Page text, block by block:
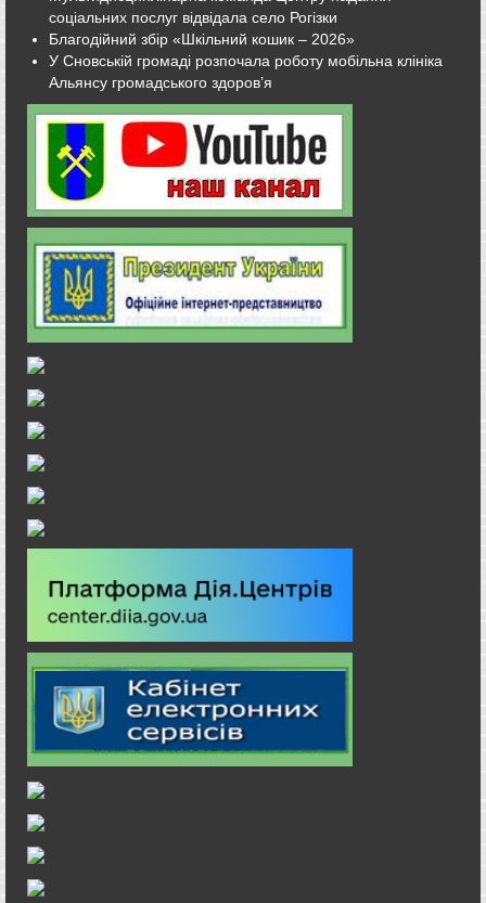
соціальних послуг відвідала село Рогізки
Благодійний збір «Шкільний кошик – 2026»
У Сновській громаді розпочала роботу мобільна клініка
Альянсу громадського здоров’я